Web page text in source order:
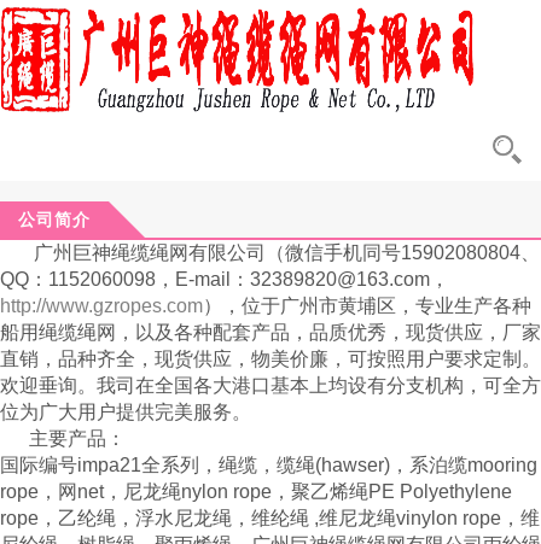
公司简介
广州巨神绳缆绳网有限公司（微信手机同号15902080804、
QQ：1152060098，E-mail
： 32389820@163.com ，
http://www.gzropes.com）， 位于广州市黄埔区，专业生产各种
船用绳缆绳网，以及各种配套产品，品质优秀，现货供应， 厂家
直销，品种齐全，现货供应，物美价廉，可按照用户要求定制。
欢迎垂询。我司在全国各大港口基本上均设有分支机构，可全方
位为广大用户提供完美服务。
主要产品：
国际编号impa21全系列，绳缆，缆绳(hawser) ，系泊缆mooring
rope ，网 net，尼龙绳nylon rope ，聚乙烯绳PE Polyethylene
rope ，乙纶绳，浮水尼龙绳，维纶绳 ,维尼龙绳vinylon rope ，维